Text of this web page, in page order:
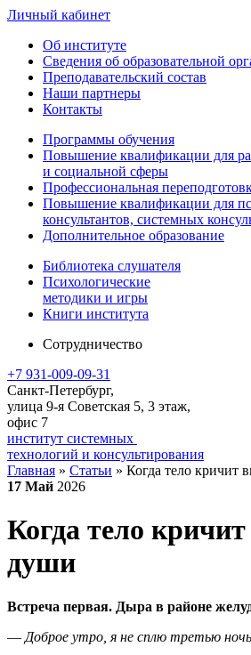
Личный кабинет
Об институте
Сведения об образовательной
Преподавательский состав
Наши партнеры
Контакты
Программы обучения
Повышение квалификации для
и социальной сферы
Профессиональная
Повышение квалификации для
консультантов, системных
Дополнительное образование
Библиотека слушателя
Психологические
методики и игры
Книги института
Сотрудничество
+7 931-009-09-31
Санкт-Петербург,
улица 9-я Советская 5​, 3 этаж,
офис 7
институт системных
технологий и консультирования
Главная » Статьи » Когда тело кричит
17 Май 2026
Когда тело
души
Встреча первая. Дыра в районе
— Доброе утро, я не сплю третью